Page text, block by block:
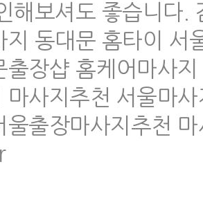
해보셔도 좋습니다
지 동대문 홈타이 서
출장샵 홈케어마사
마사지추천 서울마
울출장마사지추천